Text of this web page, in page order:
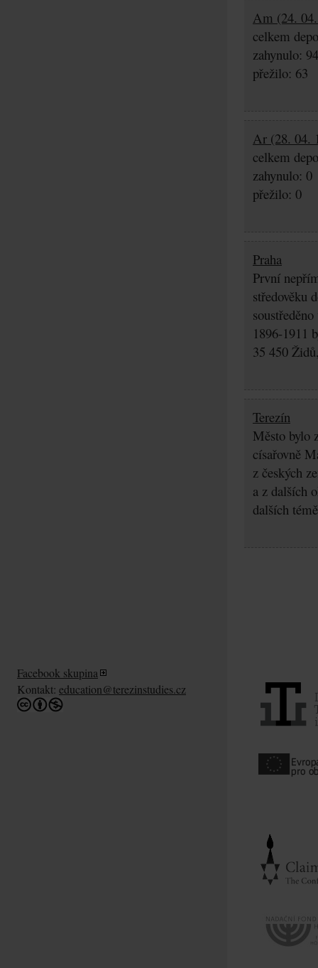
Am (24.
celkem
zahynulo:
přežilo: 63
Ar (28. 04.
celkem
zahynulo: 0
přežilo: 0
Praha
První
středověku
1896-1911
35 450
Terezín
Město bylo
císařovně
z českých
a z dalších
dalších
Facebook skupina
Kontakt: education@terezinstudies.cz